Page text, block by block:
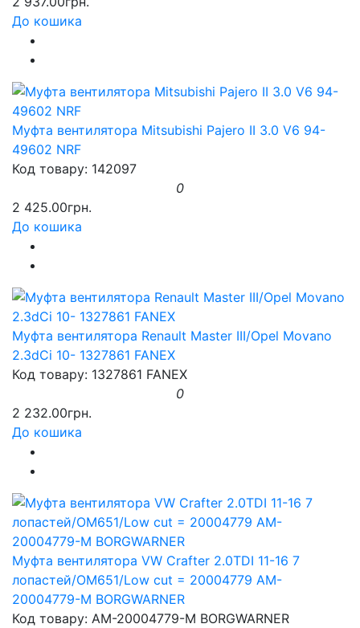
До кошика
Муфта вентилятора Mitsubishi Pajero II 3.0 V6 94-
49602 NRF
Код товару: 142097
0
2 425.00грн.
До кошика
Муфта вентилятора Renault Master III/Opel Movano
2.3dCi 10- 1327861 FANEX
Код товару: 1327861 FANEX
0
2 232.00грн.
До кошика
Муфта вентилятора VW Crafter 2.0TDI 11-16 7
лопастей/OM651/Low cut = 20004779 AM-
20004779-M BORGWARNER
Код товару: AM-20004779-M BORGWARNER